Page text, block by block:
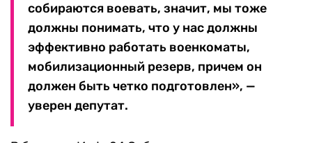
собираются воевать, значит, мы тоже
должны понимать, что у нас должны
эффективно работать военкоматы,
мобилизационный резерв, причем он
должен быть четко подготовлен», —
уверен депутат.